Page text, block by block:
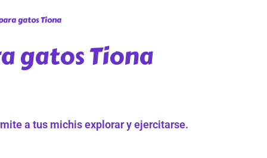
gatos Tiona
gatos Tiona
a tus michis explorar y ejercitarse.